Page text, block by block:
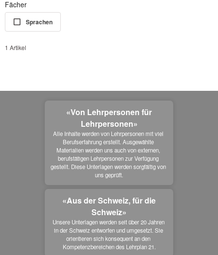
Fächer
Sprachen
1 Artikel
«Von Lehrpersonen für
Lehrpersonen»
Alle Inhalte werden von Lehrpersonen mit viel
Berufserfahrung erstellt. Ausgewählte
Materialien werden uns auch von externen,
berufstätigen Lehrpersonen zur Verfügung
gestellt. Diese Unterlagen werden sorgfältig von
uns geprüft.
«Aus der Schweiz, für die
Schweiz»
Unsere Unterlagen werden seit über 20 Jahren
in der Schweiz entworfen und umgesetzt. Sie
orientieren sich konsequent an den
Kompetenzbereichen des Lehrplan 21.